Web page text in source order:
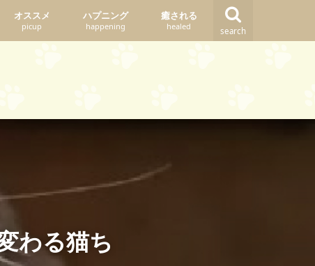
search
オススメ
picup
ハプニング
happening
癒される
healed
わる猫ち